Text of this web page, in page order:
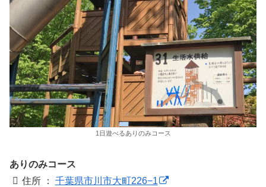
1日遊べるありのみコース
ありのみコース
住所 ： 千葉県市川市大町226−1